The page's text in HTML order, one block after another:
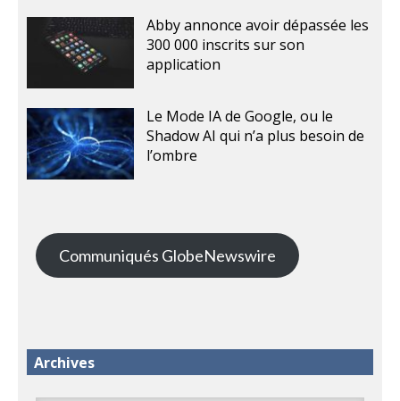
Abby annonce avoir dépassée les
300 000 inscrits sur son
application
Le Mode IA de Google, ou le
Shadow AI qui n’a plus besoin de
l’ombre
Communiqués GlobeNewswire
Archives